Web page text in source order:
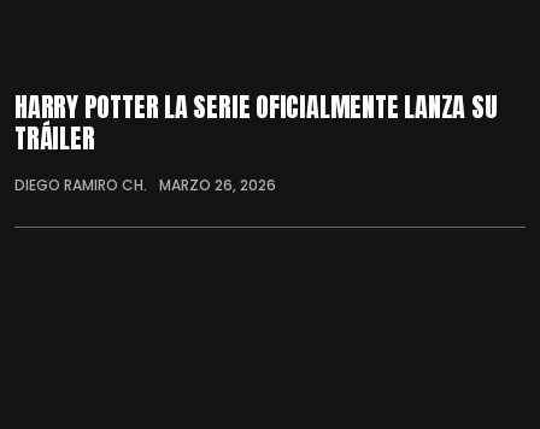
HARRY POTTER LA SERIE OFICIALMENTE LANZA SU
TRÁILER
DIEGO RAMIRO CH. MARZO 26, 2026